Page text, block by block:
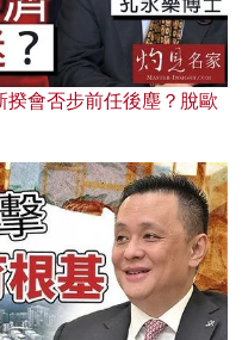
會否步前任後塵？脫歐